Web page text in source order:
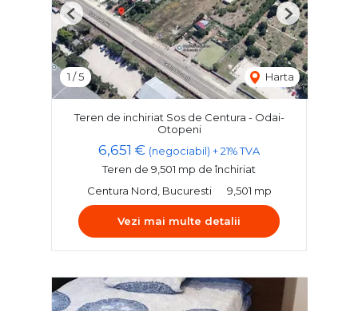
1 /5 Harta
Previous Next
Teren de inchiriat Sos de Centura - Odai-
Otopeni
6,651 € (negociabil) + 21% TVA
Teren de 9,501 mp de închiriat
Centura Nord, Bucuresti
9,501 mp
Vezi mai multe detalii